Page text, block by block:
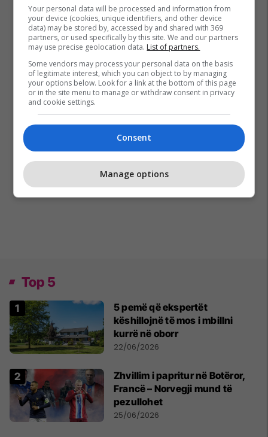
Top 5
5 pemë që ekspertët
këshillojnë të mos i mbillni
kurrë në oborr
22/06/2026
Zhvillim i papritur në Botëror,
Francë – Norvegji mund të
pezullohet
25/06/2026
Your personal data will be processed and information from
your device (cookies, unique identifiers, and other device
data) may be stored by, accessed by and shared with 369
partners, or used specifically by this site. We and our partners
may use precise geolocation data. List of partners.
Some vendors may process your personal data on the basis
of legitimate interest, which you can object to by managing
your options below. Look for a link at the bottom of this page
or in the site menu to manage or withdraw consent in privacy
and cookie settings.
Consent
Manage options